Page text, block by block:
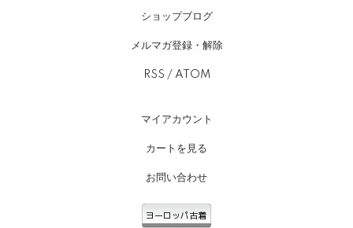
ショップブログ
メルマガ登録・解除
RSS / ATOM
マイアカウント
カートを見る
お問い合わせ